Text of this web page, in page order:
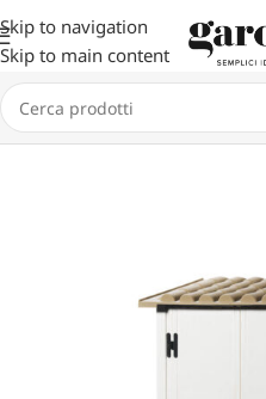
Skip to navigation
Skip to main content
Home GIARDINO